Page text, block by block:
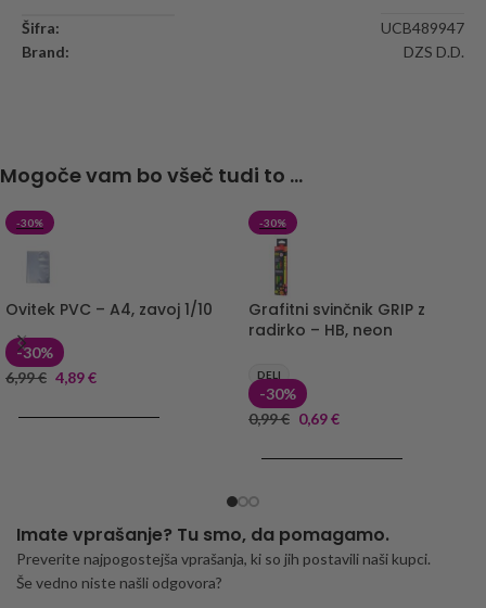
Šifra:
UCB489947
Brand:
DZS D.D.
Mogoče vam bo všeč tudi to ...
-30%
Ovitek PVC – A4, zavoj 1/10
-30%
6,99€ 4,89€
-30%
Grafitni svinčnik GRIP z
radirko – HB, neon
DELI
-30%
0,99€ 0,69€
Imate vprašanje? Tu smo, da pomagamo.
Preverite najpogostejša vprašanja, ki so jih postavili naši kupci.
Še vedno niste našli odgovora?